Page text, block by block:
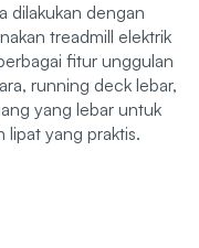
dilakukan dengan
treadmill elektrik
fitur unggulan
running deck lebar,
yang lebar untuk
lipat yang praktis.